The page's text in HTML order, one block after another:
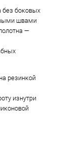
без боковых
швами
—
резинкой
изнутри